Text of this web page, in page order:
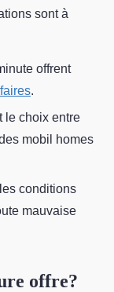
sont à
offrent
.
le choix entre
mobil homes
conditions
mauvaise
offre?